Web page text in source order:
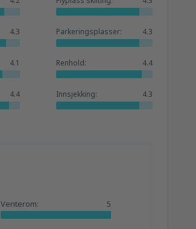
4.3 Parkeringsplasser: 4.3
4.1 Renhold: 4.4
4.4 Innsjekking: 4.3
Venterom: 5